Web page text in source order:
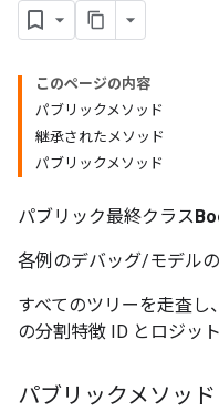
このページの内容
パブリックメソッド
継承されたメソッド
パブリックメソッド
パブリック最終クラス
各例のデバッグ/モデル
すべてのツリーを走査
の分割特徴 ID とロジッ
パブリックメソッド